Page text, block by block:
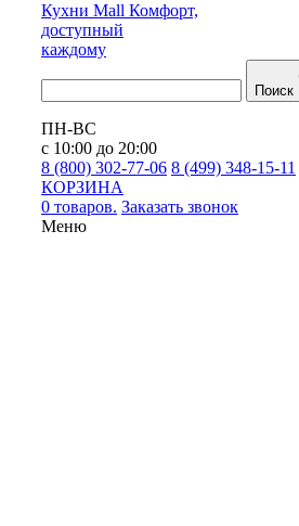
Кухни Mall Комфорт,
доступный
каждому
Поиск
ПН-ВС
с 10:00 до 20:00
8 (800) 302-77-06 8 (499) 348-15-11
КОРЗИНА
0 товаров. Заказать звонок
Меню